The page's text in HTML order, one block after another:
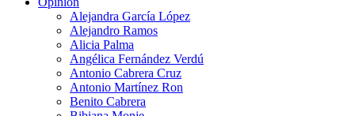
Alejandra García López
Alejandro Ramos
Alicia Palma
Angélica Fernández Verdú
Antonio Cabrera Cruz
Antonio Martínez Ron
Benito Cabrera